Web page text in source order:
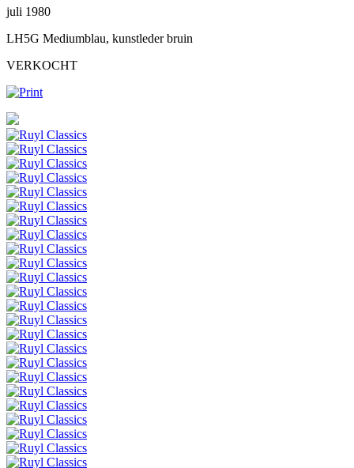
juli 1980
LH5G Mediumblau, kunstleder bruin
VERKOCHT